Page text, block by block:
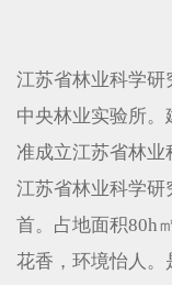
江苏省林业科学研
中央林业实验所。
准成立江苏省林
江苏省林业科学
首。占地面积80h
花香，环境怡人。